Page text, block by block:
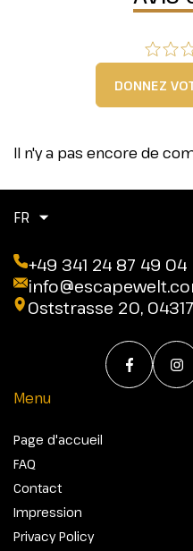
DONNEZ
Il n'y a pas encore de
FR
+49 341 24 87 49 04
Oststrasse 20,
Menu
Page d'accueil
FAQ
Contact
Impression
Privacy Policy